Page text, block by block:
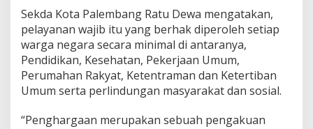
e
s
i
a
,
K
o
a
Sekda Kota Palembang Ratu Dewa mengatakan,
pelayanan wajib itu yang berhak diperoleh setiap
warga negara secara minimal di antaranya,
Pendidikan, Kesehatan, Pekerjaan Umum,
Perumahan Rakyat, Ketentraman dan Ketertiban
Umum serta perlindungan masyarakat dan sosial.
“Penghargaan merupakan sebuah pengakuan